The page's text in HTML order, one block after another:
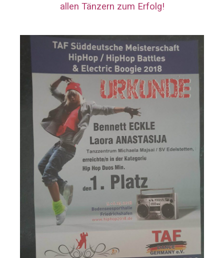
allen Tänzern zum Erfolg!